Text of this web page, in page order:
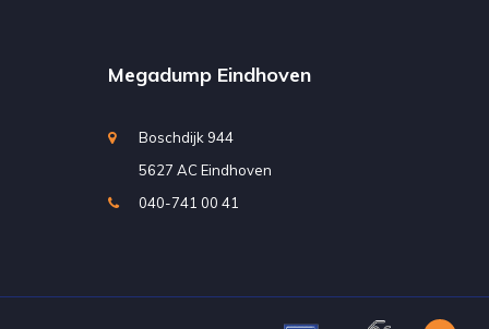
Megadump Eindhoven
Boschdijk 944
5627 AC Eindhoven
040-741 00 41